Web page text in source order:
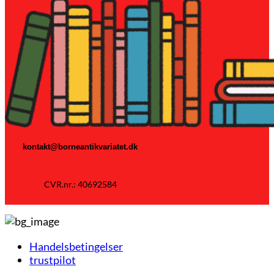
kontakt@borneantikvariatet.dk
CVR.nr.: 40692584
Handelsbetingelser
trustpilot